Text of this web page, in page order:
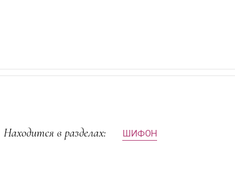
Находится в разделах: ШИФОН